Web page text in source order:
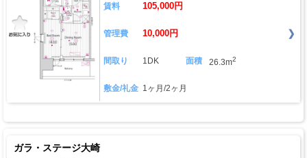
賃料 105,000円
管理費 10,000円
間取り 1DK 面積 26.3m2
敷金/礼金 1ヶ月/2ヶ月
ガラ・ステージ大崎